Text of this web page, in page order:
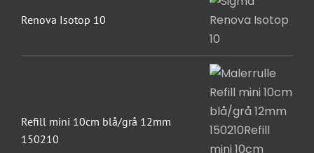
Renova Isotop 10
Refill mini 10cm blå/grå 12mm
150210